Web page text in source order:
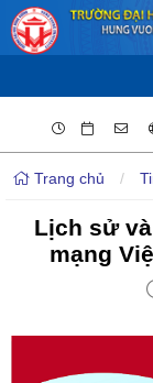
Trang chủ /
Lịch sử
mạng